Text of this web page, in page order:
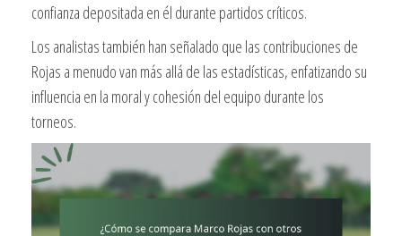
confianza depositada en él durante partidos críticos.
Los analistas también han señalado que las contribuciones de
Rojas a menudo van más allá de las estadísticas, enfatizando su
influencia en la moral y cohesión del equipo durante los
torneos.